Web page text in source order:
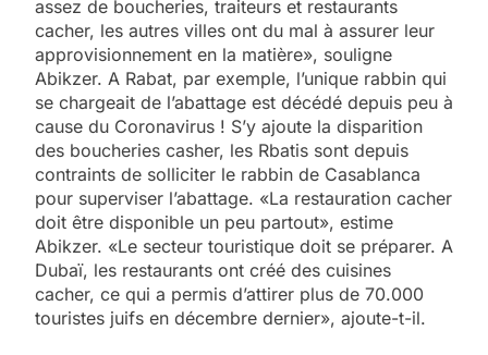
assez de boucheries, traiteurs et restaurants
cacher, les autres villes ont du mal à assurer leur
approvisionnement en la matière», souligne
Abikzer. A Rabat, par exemple, l’unique rabbin qui
se chargeait de l’abattage est décédé depuis peu à
cause du Coronavirus ! S’y ajoute la disparition
des boucheries casher, les Rbatis sont depuis
contraints de solliciter le rabbin de Casablanca
pour superviser l’abattage. «La restauration cacher
doit être disponible un peu partout», estime
Abikzer. «Le secteur touristique doit se préparer. A
Dubaï, les restaurants ont créé des cuisines
cacher, ce qui a permis d’attirer plus de 70.000
touristes juifs en décembre dernier», ajoute-t-il.